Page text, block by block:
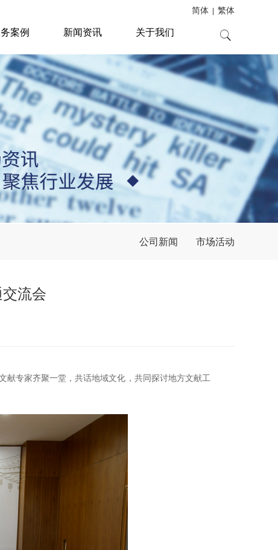
简体 繁体
案例 新闻资讯 关于我们
公司新闻 市场活动
流会
专家齐聚一堂，共话地域文化，共同探讨地方文献工